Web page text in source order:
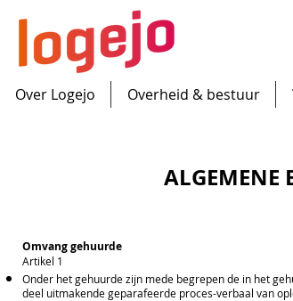
Over Logejo Overheid & bestuur
ALGEMENE
Omvang gehuurde
Artikel 1
Onder het gehuurde zijn mede begrepen de in het
deel uitmakende geparafeerde proces-verbaal van